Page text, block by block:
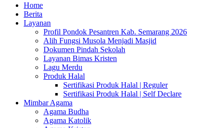
Home
Berita
Layanan
Profil Pondok Pesantren Kab. Semarang 2026
Alih Fungsi Musola Menjadi Masjid
Dokumen Pindah Sekolah
Layanan Bimas Kristen
Lagu Merdu
Produk Halal
Sertifikasi Produk Halal | Reguler
Sertifikasi Produk Halal | Self Declare
Mimbar Agama
Agama Budha
Agama Katolik